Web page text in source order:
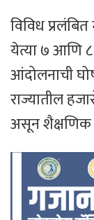
विविध
येत्या ७ आणि ८
आंदोलनाची
राज्यातील
असून शैक्षणिक